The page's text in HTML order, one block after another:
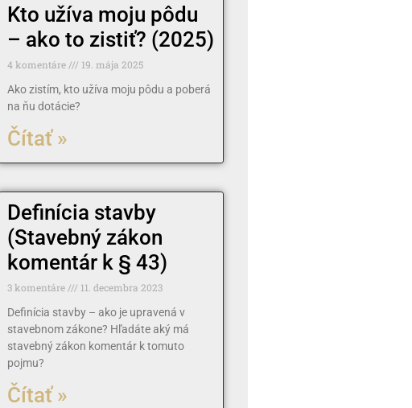
Kto užíva moju pôdu
– ako to zistiť? (2025)
4 komentáre
19. mája 2025
Ako zistím, kto užíva moju pôdu a poberá
na ňu dotácie?
Čítať »
Definícia stavby
(Stavebný zákon
komentár k § 43)
3 komentáre
11. decembra 2023
Definícia stavby – ako je upravená v
stavebnom zákone? Hľadáte aký má
stavebný zákon komentár k tomuto
pojmu?
Čítať »